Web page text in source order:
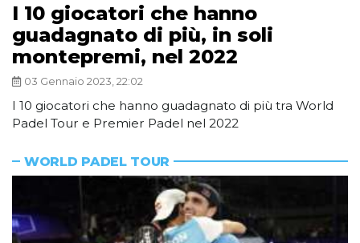
I 10 giocatori che hanno
guadagnato di più, in soli
montepremi, nel 2022
03 Gennaio 2023, 22:02
I 10 giocatori che hanno guadagnato di più tra World
Padel Tour e Premier Padel nel 2022
WORLD PADEL TOUR